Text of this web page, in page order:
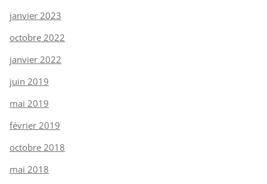
janvier 2023
octobre 2022
janvier 2022
juin 2019
mai 2019
février 2019
octobre 2018
mai 2018